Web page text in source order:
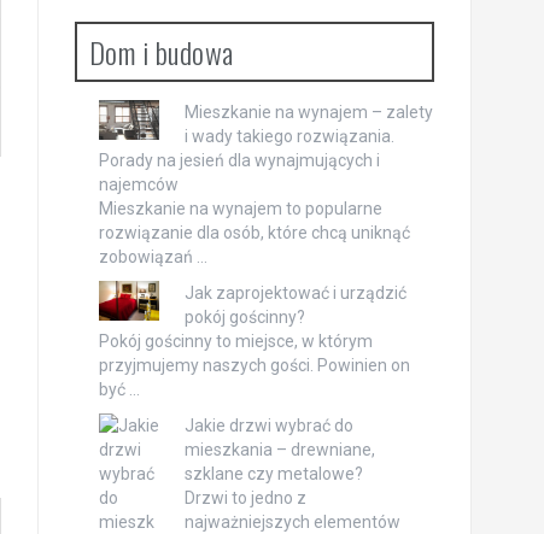
Dom i budowa
Mieszkanie na wynajem – zalety
i wady takiego rozwiązania.
Porady na jesień dla wynajmujących i
najemców
Mieszkanie na wynajem to popularne
rozwiązanie dla osób, które chcą uniknąć
zobowiązań …
Jak zaprojektować i urządzić
pokój gościnny?
Pokój gościnny to miejsce, w którym
przyjmujemy naszych gości. Powinien on
być …
Jakie drzwi wybrać do
mieszkania – drewniane,
szklane czy metalowe?
Drzwi to jedno z
najważniejszych elementów